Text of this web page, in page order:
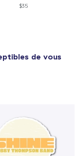
$35
de vous